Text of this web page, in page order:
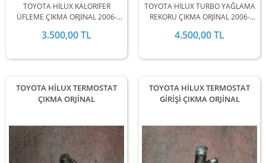
TOYOTA HİLUX KALORİFER
ÜFLEME ÇIKMA ORJİNAL 2006-
MODEL ARALIĞINDA
3.500,00 TL
TOYOTA HİLUX TURBO YAĞLAMA
REKORU ÇIKMA ORJİNAL 2006-
MODEL ARALIĞINDA
4.500,00 TL
TOYOTA HİLUX TERMOSTAT
ÇIKMA ORJİNAL
TOYOTA HİLUX TERMOSTAT
GİRİŞİ ÇIKMA ORJİNAL